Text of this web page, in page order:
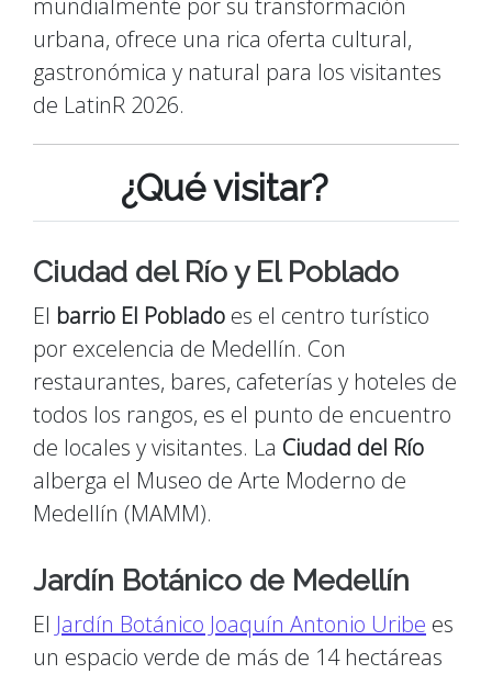
mundialmente por su transformación
urbana, ofrece una rica oferta cultural,
gastronómica y natural para los visitantes
de LatinR 2026.
¿Qué visitar?
Ciudad del Río y El Poblado
El barrio El Poblado es el centro turístico
por excelencia de Medellín. Con
restaurantes, bares, cafeterías y hoteles de
todos los rangos, es el punto de encuentro
de locales y visitantes. La Ciudad del Río
alberga el Museo de Arte Moderno de
Medellín (MAMM).
Jardín Botánico de Medellín
El Jardín Botánico Joaquín Antonio Uribe es
un espacio verde de más de 14 hectáreas